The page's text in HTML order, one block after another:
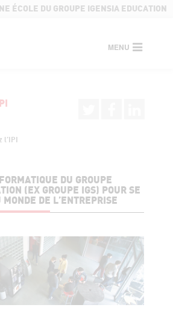
ÉCOLE DU GROUPE IGENSIA EDUCATION
MENU
l’IPI
DU GROUPE
(EX GROUPE IGS) POUR SE
MONDE DE L’ENTREPRISE